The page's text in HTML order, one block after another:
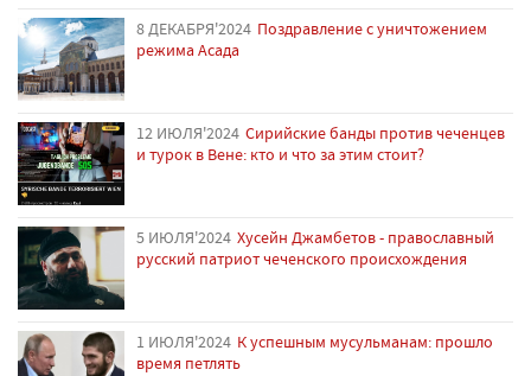
8 ДЕКАБРЯ'2024 Поздравление с уничтожением
режима Асада
12 ИЮЛЯ'2024 Сирийские банды против чеченцев
и турок в Вене: кто и что за этим стоит?
5 ИЮЛЯ'2024 Хусейн Джамбетов - православный
русский патриот чеченского происхождения
1 ИЮЛЯ'2024 К успешным мусульманам: прошло
время петлять